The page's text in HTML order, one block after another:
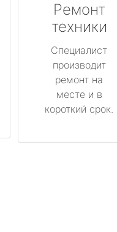
Ремонт
техники
Специалист
производит
ремонт на
месте и в
короткий срок.